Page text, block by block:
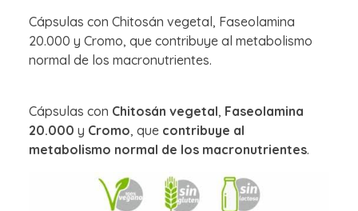
Cápsulas con Chitosán vegetal, Faseolamina
20.000 y Cromo, que contribuye al metabolismo
normal de los macronutrientes.
Cápsulas con Chitosán vegetal, Faseolamina
20.000 y Cromo, que contribuye al
metabolismo normal de los macronutrientes.